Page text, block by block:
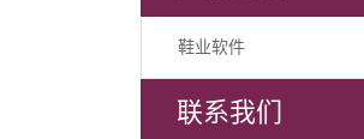
鞋业软件
联系我们